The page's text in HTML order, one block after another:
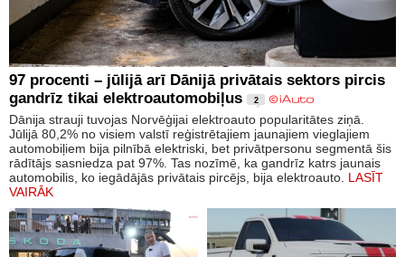
97 procenti – jūlijā arī Dānijā privātais sektors pircis
gandrīz tikai elektroautomobiļus
2
Dānija strauji tuvojas Norvēģijai elektroauto popularitātes ziņā.
Jūlijā 80,2% no visiem valstī reģistrētajiem jaunajiem vieglajiem
automobiļiem bija pilnībā elektriski, bet privātpersonu segmentā šis
rādītājs sasniedza pat 97%. Tas nozīmē, ka gandrīz katrs jaunais
automobilis, ko iegādājās privātais pircējs, bija elektroauto. LASĪT
VAIRĀK